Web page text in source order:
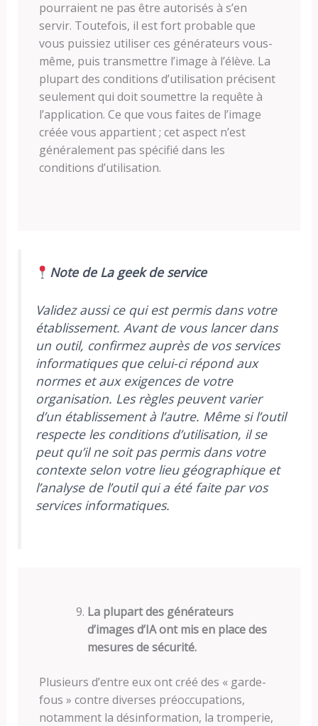
pourraient ne pas être autorisés à s’en
servir. Toutefois, il est fort probable que
vous puissiez utiliser ces générateurs vous-
même, puis transmettre l’image à l’élève. La
plupart des conditions d’utilisation précisent
seulement qui doit soumettre la requête à
l’application. Ce que vous faites de l’image
créée vous appartient ; cet aspect n’est
généralement pas spécifié dans les
conditions d’utilisation.
Note de La geek de service
Validez aussi ce qui est permis dans votre
établissement. Avant de vous lancer dans
un outil, confirmez auprès de vos services
informatiques que celui-ci répond aux
normes et aux exigences de votre
organisation. Les règles peuvent varier
d’un établissement à l’autre. Même si l’outil
respecte les conditions d’utilisation, il se
peut qu’il ne soit pas permis dans votre
contexte selon votre lieu géographique et
l’analyse de l’outil qui a été faite par vos
services informatiques.
La plupart des générateurs
d’images d’IA ont mis en place des
mesures de sécurité.
Plusieurs d’entre eux ont créé des « garde-
fous » contre diverses préoccupations,
notamment la désinformation, la tromperie,